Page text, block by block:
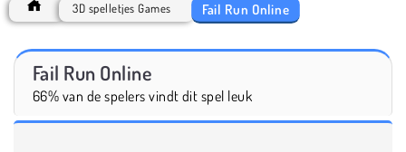
3D spelletjes Games Fail Run Online
Fail Run Online
66% van de spelers vindt dit spel leuk